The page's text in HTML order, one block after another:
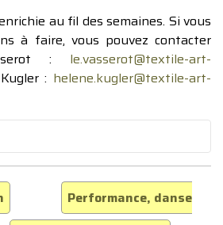
au fil des semaines. Si vous
à faire, vous pouvez contacter
: le.vasserot@textile-art-
: helene.kugler@textile-art-
Performance, danse